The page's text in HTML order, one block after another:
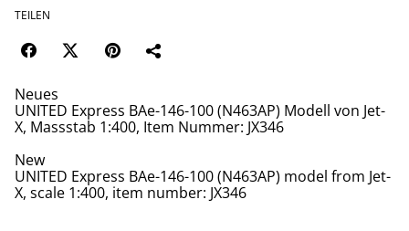
TEILEN
Neues
UNITED Express BAe-146-100 (N463AP) Modell von Jet-
X, Massstab 1:400, Item Nummer: JX346
New
UNITED Express BAe-146-100 (N463AP) model from Jet-
X, scale 1:400, item number: JX346